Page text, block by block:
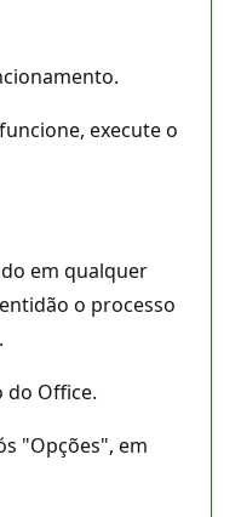
execute o
em qualquer
o processo
do Office.
"Opções", em